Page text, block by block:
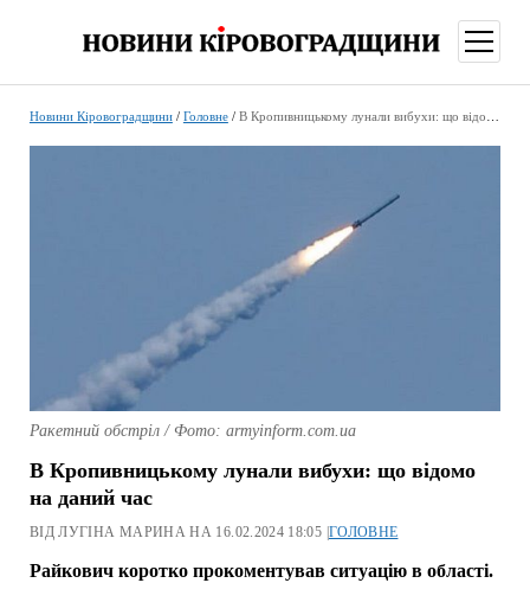
меню
Новини Кіровоградщини/ Головне/ В Кропивницькому лунали вибухи: що відомо на даний час
Ракетний обстріл / Фото: armyinform.com.ua
В Кропивницькому лунали вибухи: що відомо
на даний час
ВІД ЛУГІНА МАРИНА НА 16.02.2024 18:05 |ГОЛОВНЕ
Райкович коротко прокоментував ситуацію в області.